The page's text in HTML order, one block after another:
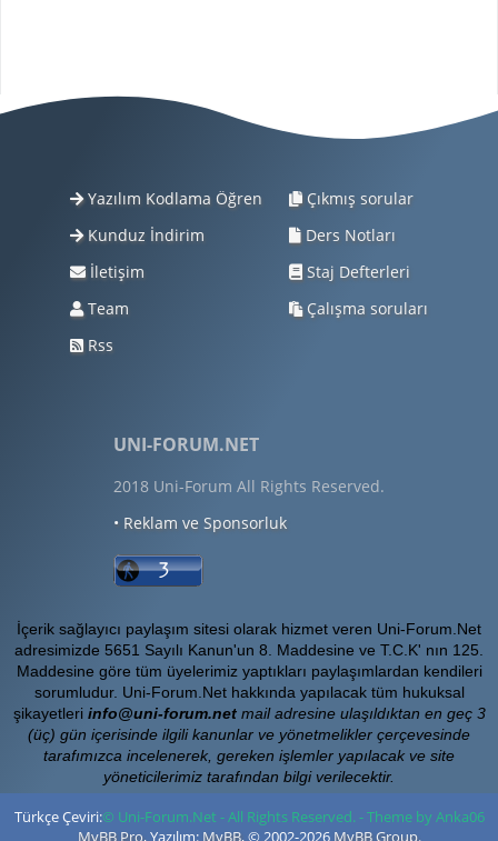
Yazılım Kodlama Öğren
Kunduz İndirim
İletişim
Team
Rss
Çıkmış sorular
Ders Notları
Staj Defterleri
Çalışma soruları
UNI-FORUM.NET
2018 Uni-Forum All Rights Reserved.
• Reklam ve Sponsorluk
İçerik sağlayıcı paylaşım sitesi olarak hizmet veren Uni-Forum.Net
adresimizde 5651 Sayılı Kanun'un 8. Maddesine ve T.C.K' nın 125.
Maddesine göre tüm üyelerimiz yaptıkları paylaşımlardan kendileri
sorumludur. Uni-Forum.Net hakkında yapılacak tüm hukuksal
şikayetleri info@uni-forum.netmail adresine ulaşıldıktan en geç 3
(üç) gün içerisinde ilgili kanunlar ve yönetmelikler çerçevesinde
tarafımızca incelenerek, gereken işlemler yapılacak ve site
yöneticilerimiz tarafından bilgi verilecektir.
© Uni-Forum.Net - All Rights Reserved. - Theme by Anka06
Türkçe Çeviri:
MyBB Pro, Yazılım: MyBB, © 2002-2026 MyBB Group.